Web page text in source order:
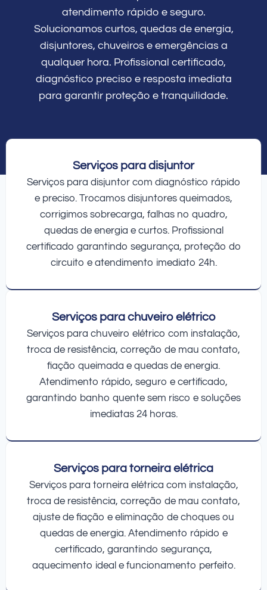
atendimento rápido e seguro.
Solucionamos curtos, quedas de energia,
disjuntores, chuveiros e emergências a
qualquer hora. Profissional certificado,
diagnóstico preciso e resposta imediata
para garantir proteção e tranquilidade.
Serviços para disjuntor
Serviços para disjuntor com diagnóstico rápido
e preciso. Trocamos disjuntores queimados,
corrigimos sobrecarga, falhas no quadro,
quedas de energia e curtos. Profissional
certificado garantindo segurança, proteção do
circuito e atendimento imediato 24h.
Serviços para chuveiro elétrico
Serviços para chuveiro elétrico com instalação,
troca de resistência, correção de mau contato,
fiação queimada e quedas de energia.
Atendimento rápido, seguro e certificado,
garantindo banho quente sem risco e soluções
imediatas 24 horas.
Serviços para torneira elétrica
Serviços para torneira elétrica com instalação,
troca de resistência, correção de mau contato,
ajuste de fiação e eliminação de choques ou
quedas de energia. Atendimento rápido e
certificado, garantindo segurança,
aquecimento ideal e funcionamento perfeito.